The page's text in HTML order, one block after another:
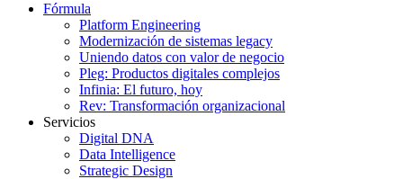
Fórmula
Platform Engineering
Modernización de sistemas legacy
Uniendo datos con valor de negocio
Pleg: Productos digitales complejos
Infinia: El futuro, hoy
Rev: Transformación organizacional
Servicios
Digital DNA
Data Intelligence
Strategic Design